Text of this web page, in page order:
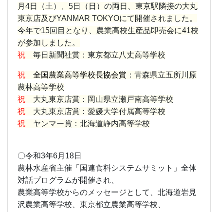
月4日（土）、5日（日）の両日、東京駅隣接の大丸
東京店及びYANMAR TOKYOにて開催されました。
今年で15回目となり、農業高校生産品即売会に41校
が参加しました。
祝 毎日新聞社賞：東京都立八丈高等学校
祝 全国農業高等学校長協会賞 ：青森県立五所川原
農林高等学校
祝 大丸東京店賞：岡山県立瀬戸南高等学校
祝 大丸東京店賞：愛媛大学付属高等学校
祝 ヤンマー賞：北海道静内高等学校
〇令和3年6月18日
農林水産省主催「国連食料システムサミット」全体
対話プログラムが開催され、
農業高等学校からのメッセージとして、北海道岩見
沢農業高等学校、東京都立農業高等学校、